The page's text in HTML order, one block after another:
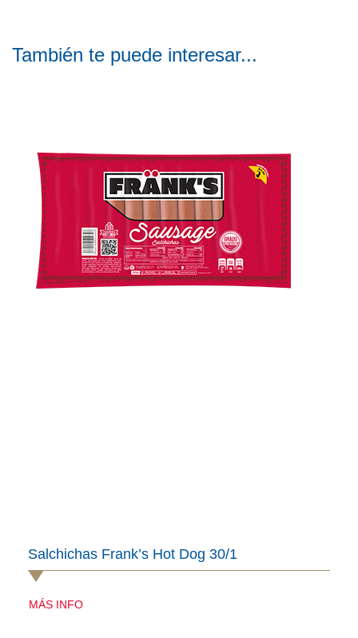
También te puede interesar...
Salchichas Frank’s Hot Dog 30/1
MÁS INFO